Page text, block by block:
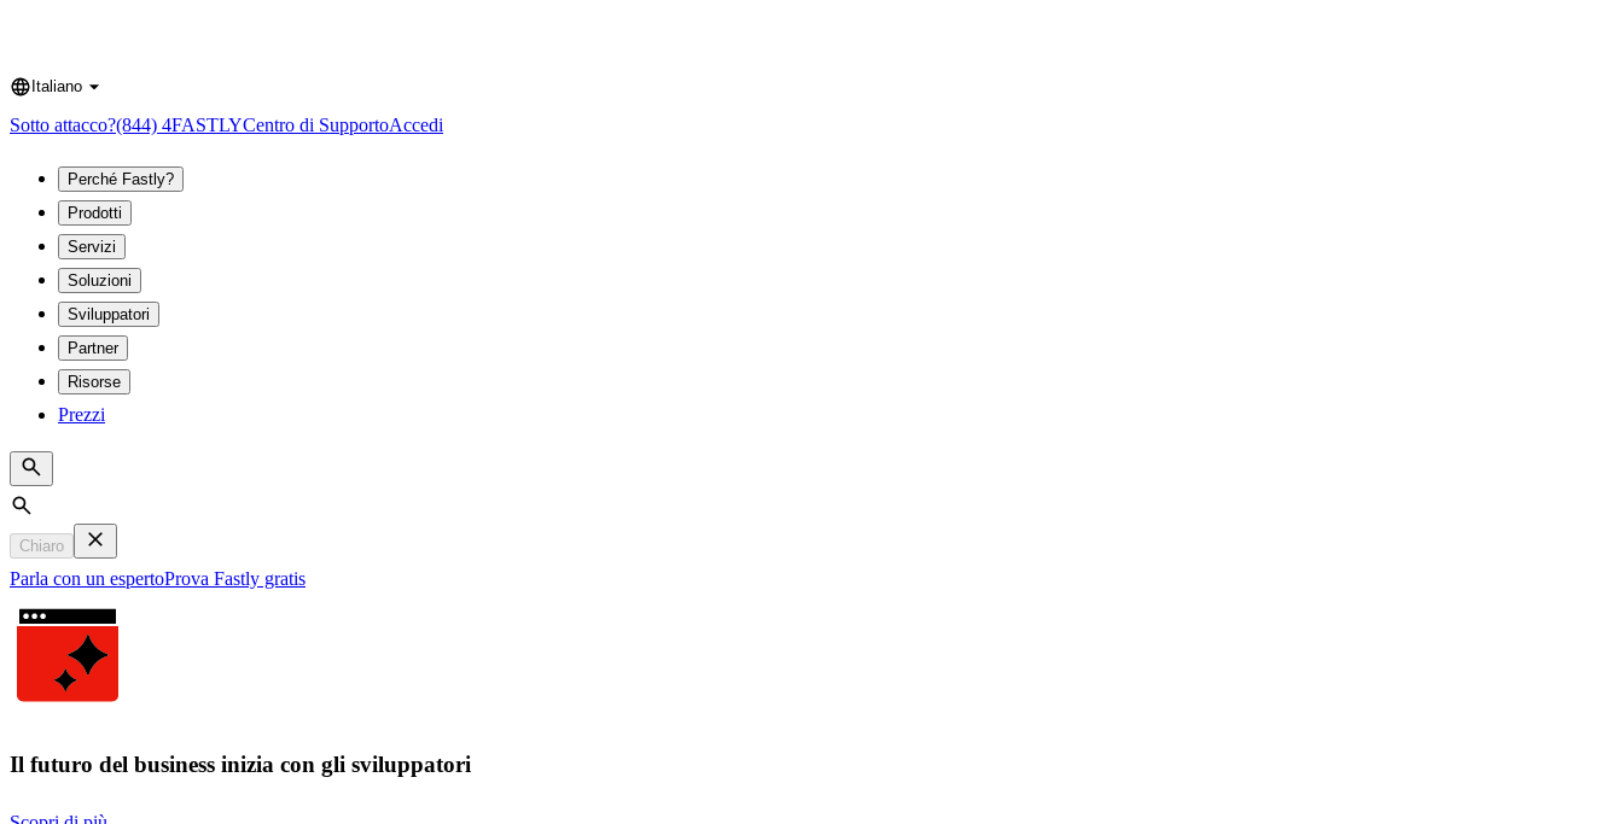
Language
Italiano
Sotto attacco?(844) 4FASTLYCentro di SupportoAccedi
Perché Fastly?
Prodotti
Servizi
Soluzioni
Sviluppatori
Partner
Risorse
Prezzi
Search
Chiaro
Parla con un espertoProva Fastly gratis
Il futuro del business inizia con gli sviluppatori